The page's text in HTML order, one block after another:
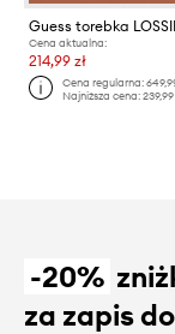
Guess torebka
Cena aktualna:
214,99 zł
Cena regularna:
Najniższa cena:239,99
-20%
za zapis